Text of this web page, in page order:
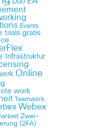
Events
trials gratis
Infrastruktur
Online
work
Teamwork
Webex
Zwei-
(2FA)